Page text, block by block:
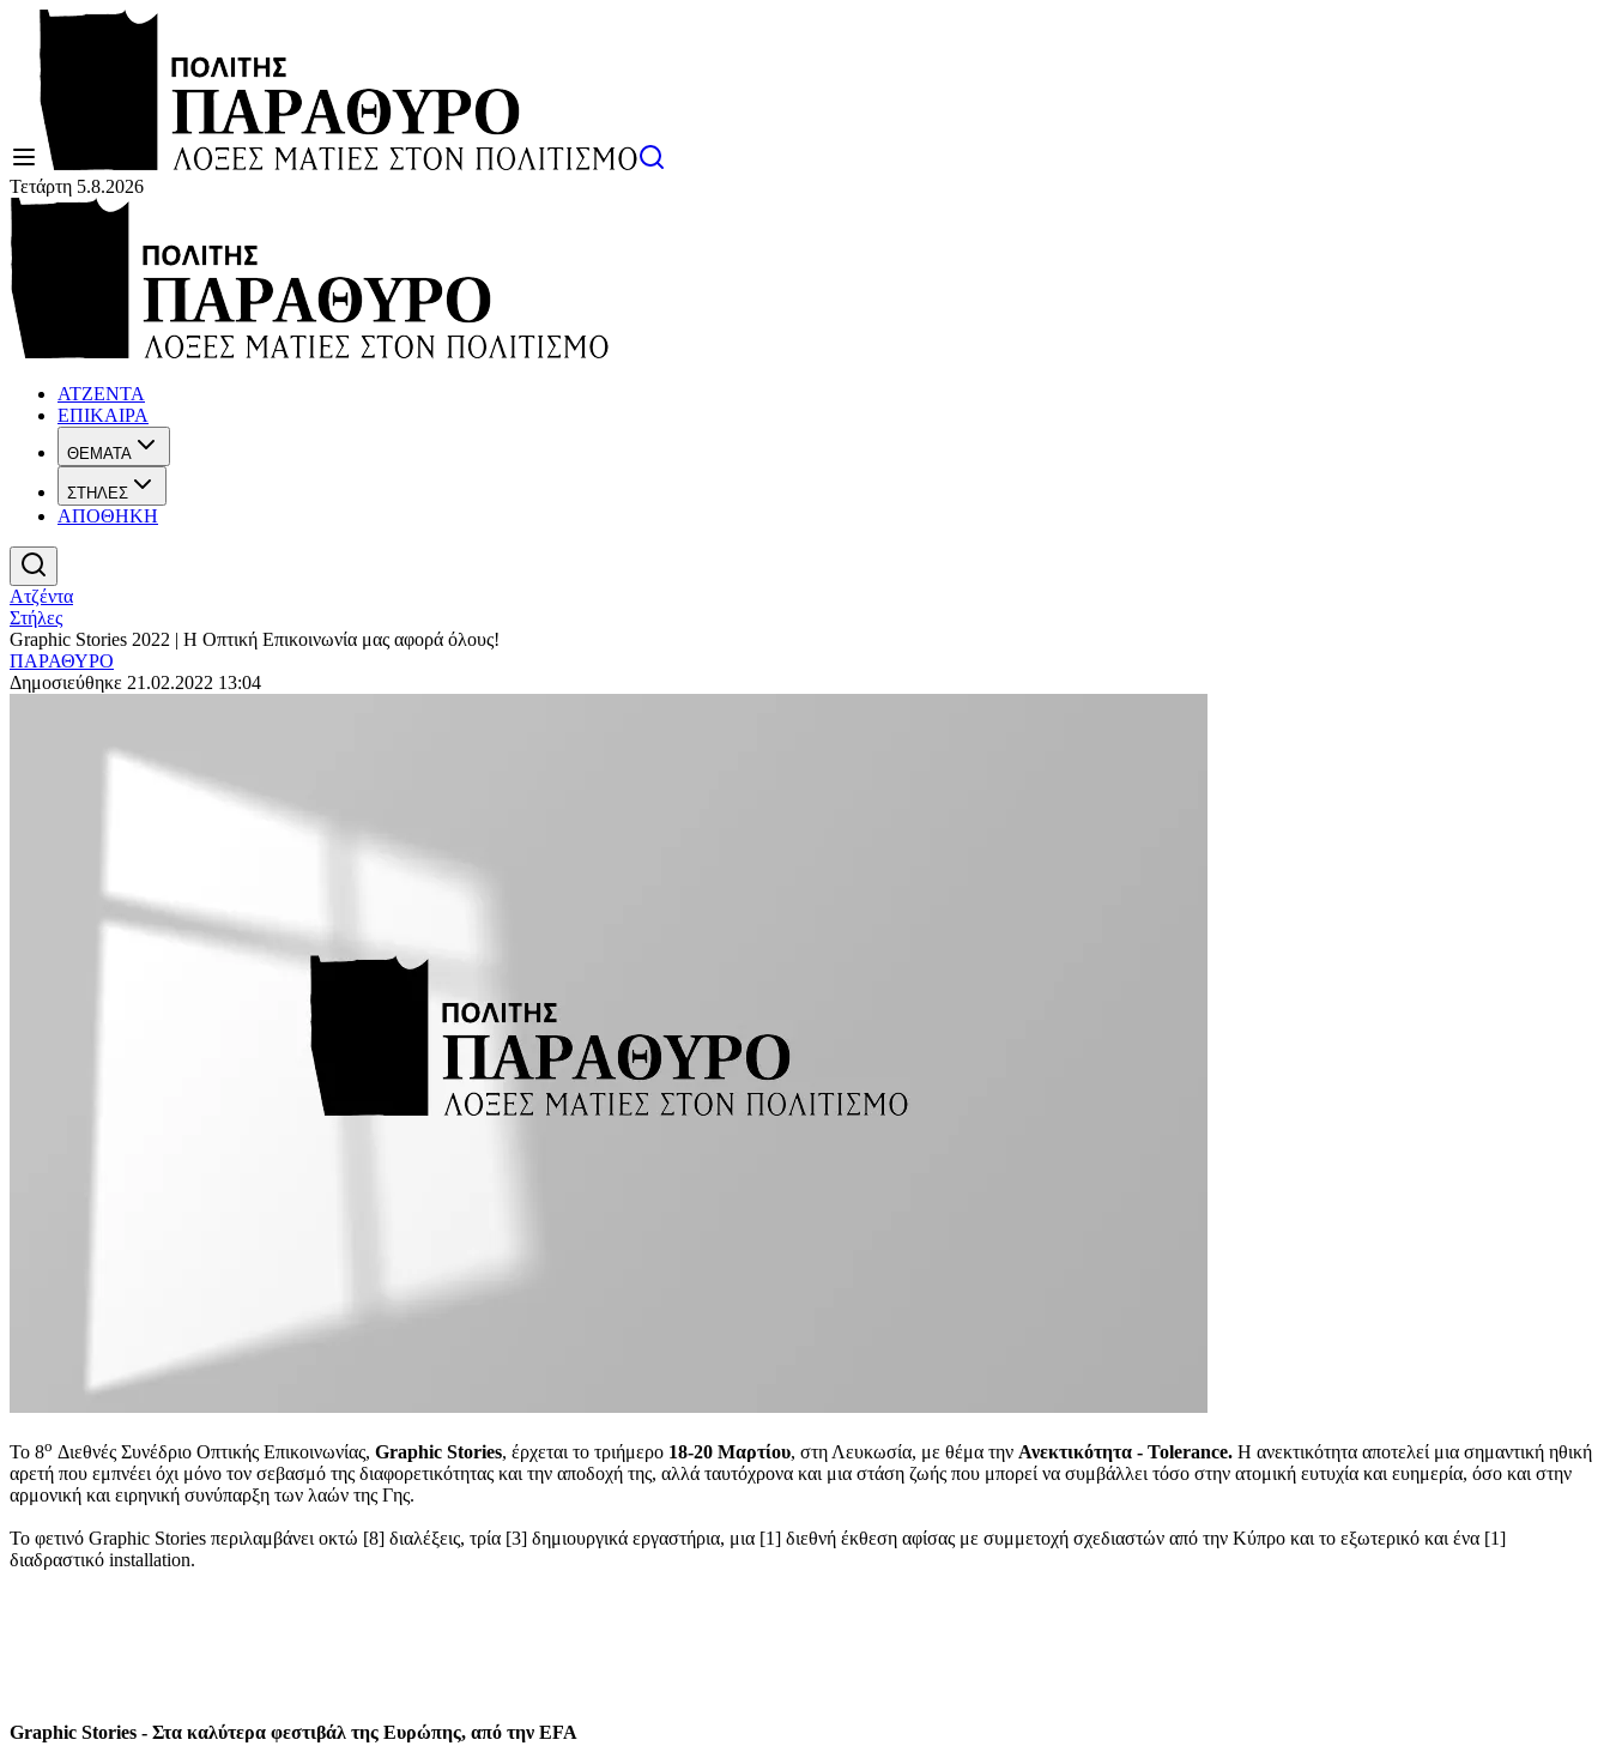
Τετάρτη 5.8.2026
ΑΤΖΕΝΤΑ
ΕΠΙΚΑΙΡΑ
ΘΕΜΑΤΑ
ΣΤΗΛΕΣ
ΑΠΟΘΗΚΗ
Ατζέντα
Στήλες
Graphic Stories 2022 | Η Οπτική Επικοινωνία μας αφορά όλους!
ΠΑΡΑΘΥΡΟ
Δημοσιεύθηκε 21.02.2022 13:04
Το 8ο Διεθνές Συνέδριο Οπτικής Επικοινωνίας, Graphic Stories, έρχεται το τριήμερο 18-20 Μαρτίου, στη Λευκωσία, με θέμα την Ανεκτικότητα - Tolerance. Η ανεκτικότητα αποτελεί μια σημαντική ηθική
αρετή που εμπνέει όχι μόνο τον σεβασμό της διαφορετικότητας και την αποδοχή της, αλλά ταυτόχρονα και μια στάση ζωής που μπορεί να συμβάλλει τόσο στην ατομική ευτυχία και ευημερία, όσο και στην
αρμονική και ειρηνική συνύπαρξη των λαών της Γης.
Το φετινό Graphic Stories περιλαμβάνει οκτώ [8] διαλέξεις, τρία [3] δημιουργικά εργαστήρια, μια [1] διεθνή έκθεση αφίσας με συμμετοχή σχεδιαστών από την Κύπρο και το εξωτερικό και ένα [1]
διαδραστικό installation.
Graphic Stories - Στα καλύτερα φεστιβάλ της Ευρώπης, από την EFA